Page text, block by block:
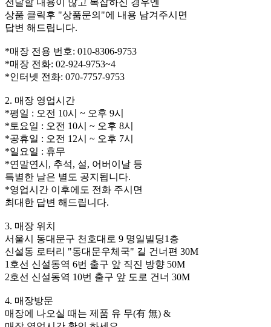
전달할 내용이 많고 복잡하신 경우엔
상품 클릭후 "상품문의"에 내용 남겨주시면
답변 해드립니다.
*매장 전용 번호: 010-8306-9753
*매장 전화: 02-924-9753~4
*인터넷 전화: 070-7757-9753
2. 매장 영업시간
*평일 : 오전 10시 ~ 오후 9시
*토요일 : 오전 10시 ~ 오후 8시
*공휴일 : 오전 12시 ~ 오후 7시
*일요일 : 휴무
*연말연시, 추석, 설, 어버이날 등
특별한 날은 별도 공지됩니다.
*영업시간 이후에도 전화 주시면
최대한 답변 해드립니다.
3. 매장 위치
서울시 동대문구 천호대로 9 명일빌딩1층
신설동 로터리 "동대문우체국" 길 건너편 30M
1호선 신설동역 6번 출구 앞 직진 방향 50M
2호선 신설동역 10번 출구 앞 도로 건너 30M
4. 매장방문
매장에 나오실 때는 제품 유 무(有 無) &